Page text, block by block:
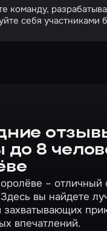
команду,
себя участниками
до 8
– отличный
вы найдете
захватывающих
впечатлений.